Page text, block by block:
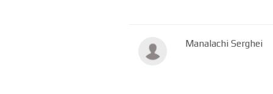
Manalachi Serghei